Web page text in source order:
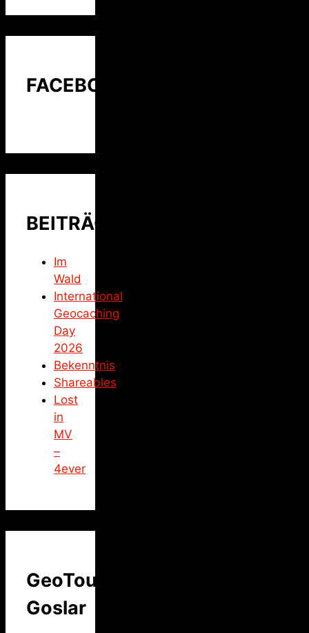
FACEBOOK
BEITRÄGE
Im
Wald
International
Geocaching
Day
2026
Bekenntnis
Shareables
Lost
in
MV
–
4ever
GeoTour
Goslar